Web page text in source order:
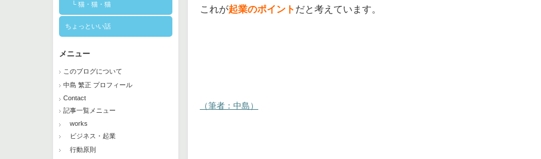
└ 猫・猫・猫
ちょっといい話
メニュー
このブログについて
中島 繁正 プロフィール
Contact
記事一覧メニュー
works
ビジネス・起業
行動原則
これが起業のポイント だと考えています。
（筆者：中島）